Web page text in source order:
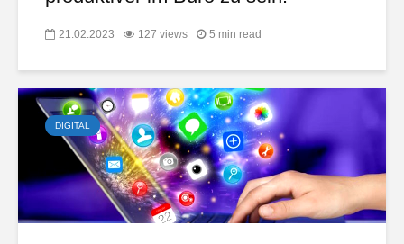
21.02.2023 127 views 5 min read
DIGITAL